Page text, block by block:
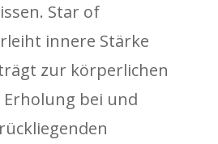
Star of
innere Stärke
zur körperlichen
bei und